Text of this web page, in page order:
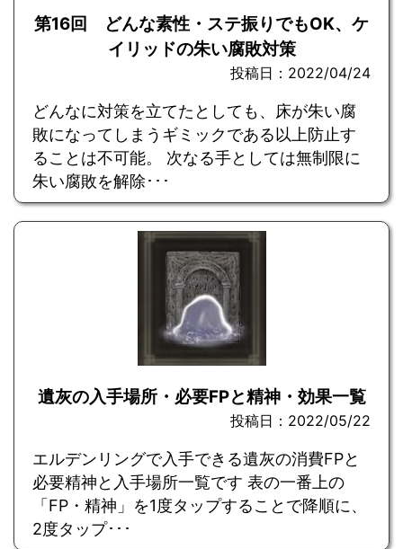
第16回 どんな素性・ステ振りでもOK、ケ
イリッドの朱い腐敗対策
投稿日：2022/04/24
どんなに対策を立てたとしても、床が朱い腐
敗になってしまうギミックである以上防止す
ることは不可能。 次なる手としては無制限に
朱い腐敗を解除･･･
遺灰の入手場所・必要FPと精神・効果一覧
投稿日：2022/05/22
エルデンリングで入手できる遺灰の消費FPと
必要精神と入手場所一覧です 表の一番上の
「FP・精神」を1度タップすることで降順に、
2度タップ･･･